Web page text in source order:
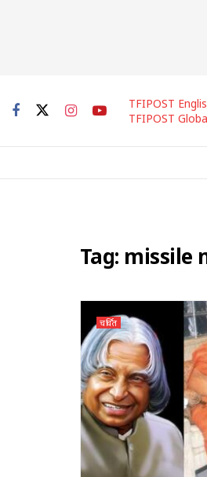
TFIPOST
TFIPOST
Tag: missile
चर्चित